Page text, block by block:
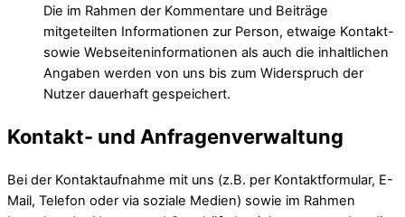
Die im Rahmen der Kommentare und Beiträge
mitgeteilten Informationen zur Person, etwaige Kontakt-
sowie Webseiteninformationen als auch die inhaltlichen
Angaben werden von uns bis zum Widerspruch der
Nutzer dauerhaft gespeichert.
Kontakt- und Anfragenverwaltung
Bei der Kontaktaufnahme mit uns (z.B. per Kontaktformular, E-
Mail, Telefon oder via soziale Medien) sowie im Rahmen